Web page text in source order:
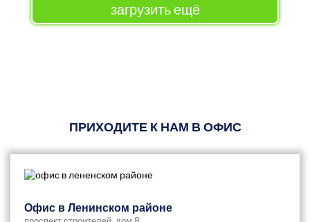
загрузить ещё
ПРИХОДИТЕ К НАМ В ОФИС
Офис в Ленинском районе